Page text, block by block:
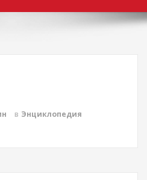
в Энциклопедия